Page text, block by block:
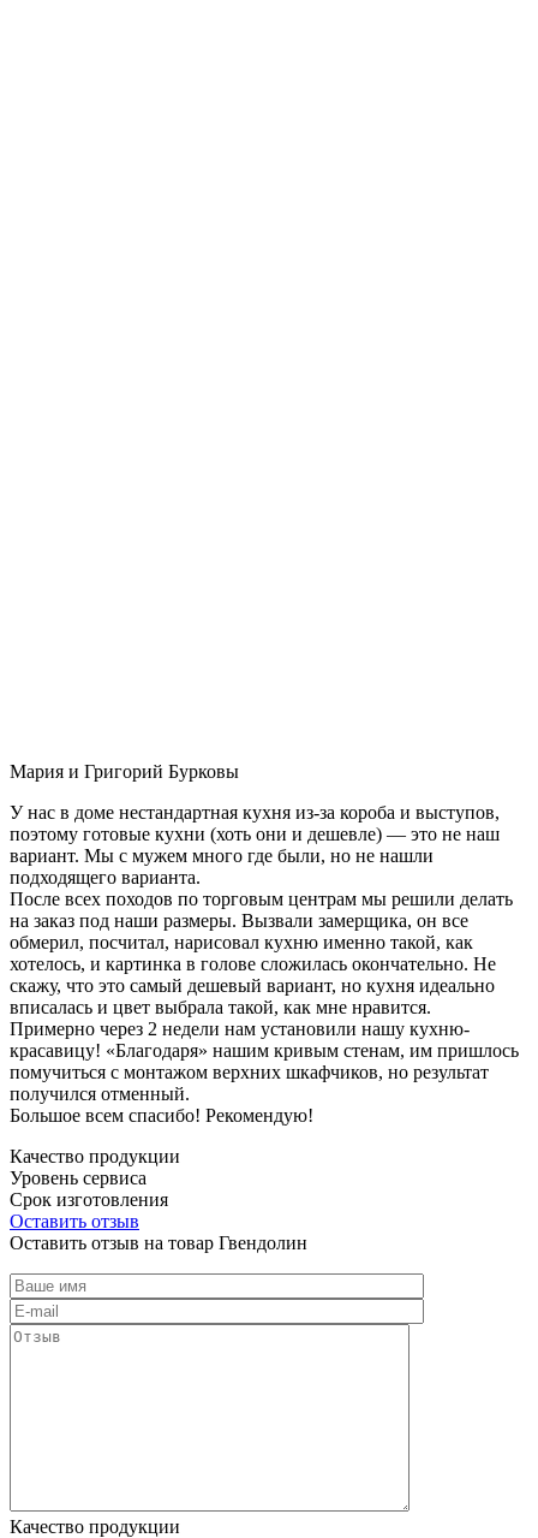
Мария и Григорий Бурковы
У нас в доме нестандартная кухня из-за короба и выступов,
поэтому готовые кухни (хоть они и дешевле) — это не наш
вариант. Мы с мужем много где были, но не нашли
подходящего варианта.
После всех походов по торговым центрам мы решили делать
на заказ под наши размеры. Вызвали замерщика, он все
обмерил, посчитал, нарисовал кухню именно такой, как
хотелось, и картинка в голове сложилась окончательно. Не
скажу, что это самый дешевый вариант, но кухня идеально
вписалась и цвет выбрала такой, как мне нравится.
Примерно через 2 недели нам установили нашу кухню-
красавицу! «Благодаря» нашим кривым стенам, им пришлось
помучиться с монтажом верхних шкафчиков, но результат
получился отменный.
Большое всем спасибо! Рекомендую!
Качество продукции
Уровень сервиса
Срок изготовления
Оставить отзыв
Оставить отзыв на товар Гвендолин
Качество продукции